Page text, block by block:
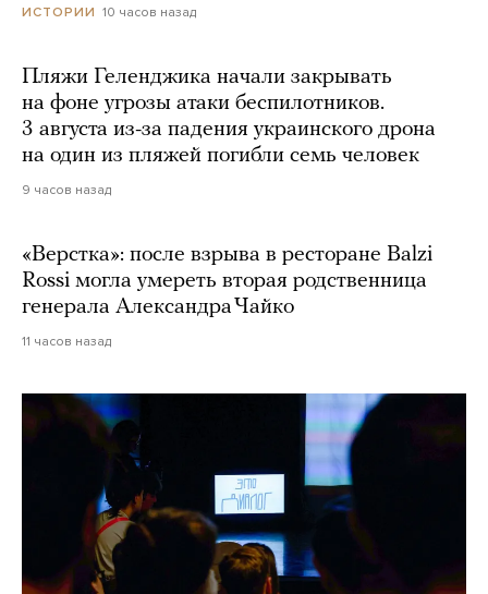
ИСТОРИИ 10 часов назад
Пляжи Геленджика начали закрывать
на фоне угрозы атаки беспилотников.
3 августа из-за падения украинского дрона
на один из пляжей погибли семь человек
9 часов назад
«Верстка»: после взрыва в ресторане Balzi
Rossi могла умереть вторая родственница
генерала Александра Чайко
11 часов назад